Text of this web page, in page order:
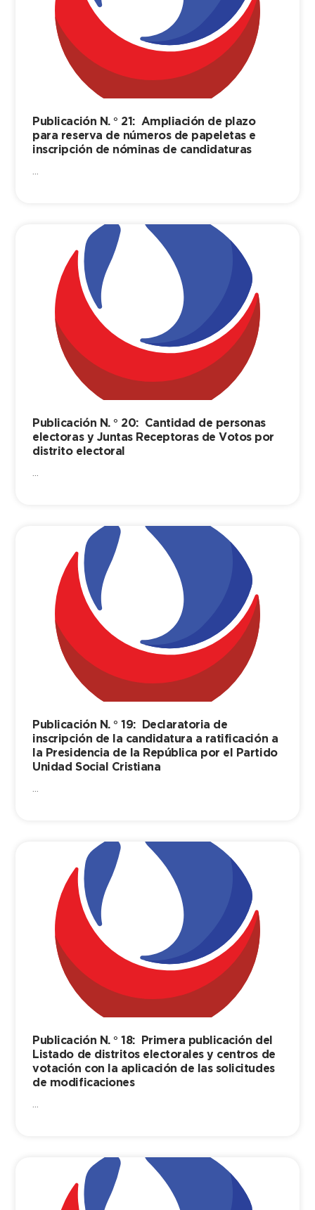
Publicación N. ° 21: Ampliación de plazo
para reserva de números de papeletas e
inscripción de nóminas de candidaturas
Publicación N. ° 20: Cantidad de personas
electoras y Juntas Receptoras de Votos por
distrito electoral
Publicación N. ° 19: Declaratoria de
inscripción de la candidatura a ratificación a
la Presidencia de la República por el Partido
Unidad Social Cristiana
Publicación N. ° 18: Primera publicación del
Listado de distritos electorales y centros de
votación con la aplicación de las solicitudes
de modificaciones